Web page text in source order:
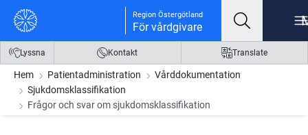
Gå till innehåll
Gå till meny
Gå till sidfot Region Östergötland
För vårdgivare
Lyssna Kontakt Translate
Hem Patientadministration
Vårddokumentation
Sjukdomsklassifikation
Frågor och svar om sjukdomsklassifikation